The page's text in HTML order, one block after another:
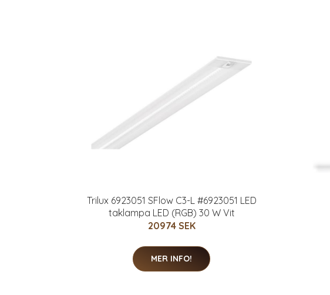
Trilux 6923051 SFlow C3-L #6923051 LED
taklampa LED (RGB) 30 W Vit
20974 SEK
MER INFO!